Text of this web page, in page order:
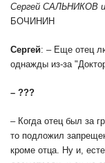
Сергей САЛЬНИКОВ
БОЧИНИН
Сергей: – Еще отец
однажды из-за
– ???
– Когда отец был за
то подложил
кроме отца. Ну и,